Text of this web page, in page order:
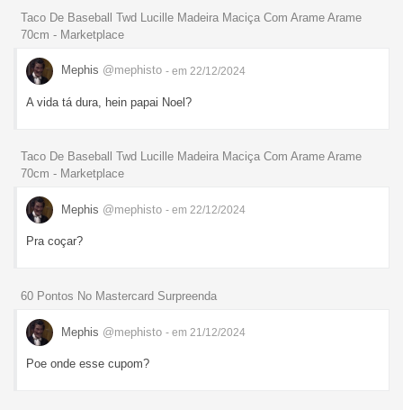
Taco De Baseball Twd Lucille Madeira Maciça Com Arame Arame
70cm - Marketplace
Mephis @mephisto - em 22/12/2024
A vida tá dura, hein papai Noel?
Taco De Baseball Twd Lucille Madeira Maciça Com Arame Arame
70cm - Marketplace
Mephis @mephisto - em 22/12/2024
Pra coçar?
60 Pontos No Mastercard Surpreenda
Mephis @mephisto - em 21/12/2024
Poe onde esse cupom?